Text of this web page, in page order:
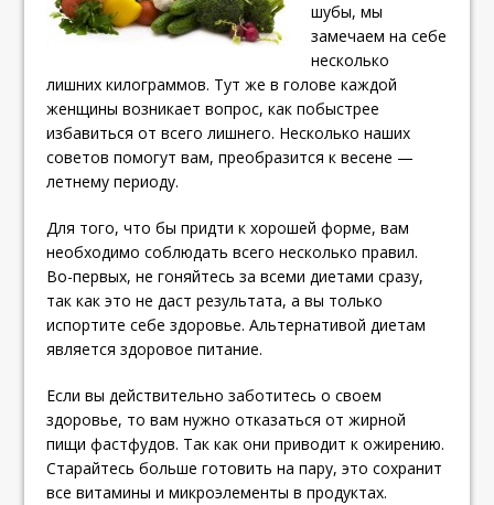
шубы, мы
замечаем на себе
несколько
лишних килограммов. Тут же в голове каждой
женщины возникает вопрос, как побыстрее
избавиться от всего лишнего. Несколько наших
советов помогут вам, преобразится к весене —
летнему периоду.
Для того, что бы придти к хорошей форме, вам
необходимо соблюдать всего несколько правил.
Во-первых, не гоняйтесь за всеми диетами сразу,
так как это не даст результата, а вы только
испортите себе здоровье. Альтернативой диетам
является здоровое питание.
Если вы действительно заботитесь о своем
здоровье, то вам нужно отказаться от жирной
пищи фастфудов. Так как они приводит к ожирению.
Старайтесь больше готовить на пару, это сохранит
все витамины и микроэлементы в продуктах.